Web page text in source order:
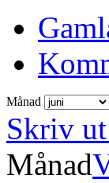
Månad
Skriv ut
Månad